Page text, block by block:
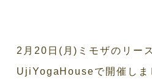
2月20日(月)ミモザのリー
UjiYogaHouseで開催しま